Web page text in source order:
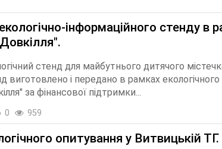
інформаційного стенду в
стенд для майбутнього дитячого
виготовлено і передано в рамках екологічного
за фінансової підтримки...
0 959
опитування у Витвицькій ТГ.